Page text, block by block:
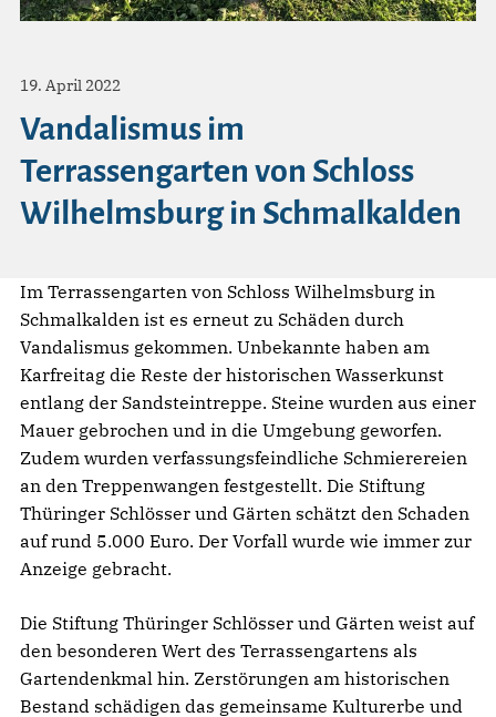
19. April 2022
Vandalismus im
Terrassengarten von Schloss
Wilhelmsburg in Schmalkalden
Im Terrassengarten von Schloss Wilhelmsburg in
Schmalkalden ist es erneut zu Schäden durch
Vandalismus gekommen. Unbekannte haben am
Karfreitag die Reste der historischen Wasserkunst
entlang der Sandsteintreppe. Steine wurden aus einer
Mauer gebrochen und in die Umgebung geworfen.
Zudem wurden verfassungsfeindliche Schmierereien
an den Treppenwangen festgestellt. Die Stiftung
Thüringer Schlösser und Gärten schätzt den Schaden
auf rund 5.000 Euro. Der Vorfall wurde wie immer zur
Anzeige gebracht.
Die Stiftung Thüringer Schlösser und Gärten weist auf
den besonderen Wert des Terrassengartens als
Gartendenkmal hin. Zerstörungen am historischen
Bestand schädigen das gemeinsame Kulturerbe und